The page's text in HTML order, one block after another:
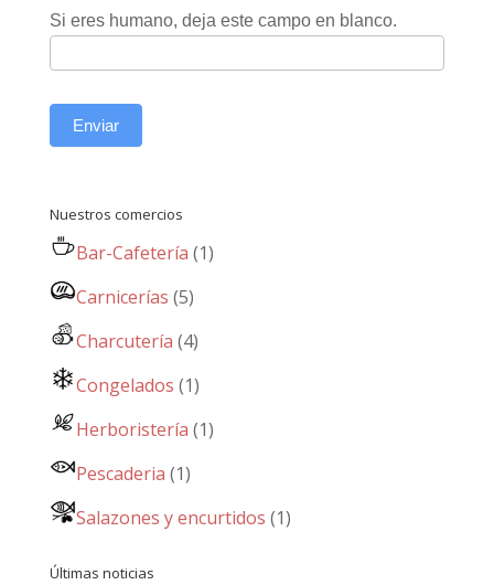
Si eres humano, deja este campo en blanco.
Enviar
Nuestros comercios
Bar-Cafetería (1)
Carnicerías (5)
Charcutería (4)
Congelados (1)
Herboristería (1)
Pescaderia (1)
Salazones y encurtidos (1)
Últimas noticias